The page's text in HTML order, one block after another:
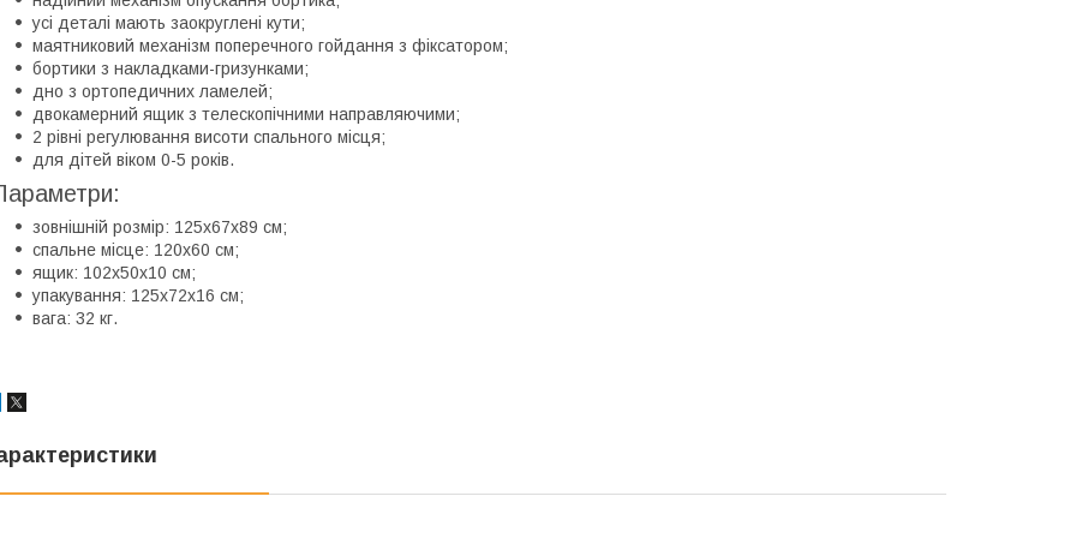
усі деталі мають заокруглені кути;
маятниковий механізм поперечного гойдання з фіксатором;
бортики з накладками-гризунками;
дно з ортопедичних ламелей;
двокамерний ящик з телескопічними направляючими;
2 рівні регулювання висоти спального місця;
для дітей віком 0-5 років.
зовнішній розмір: 125х67х89 см;
спальнe місцe: 120х60 см;
ящик: 102х50х10 см;
упакування: 125х72х16 см;
вага: 32 кг.